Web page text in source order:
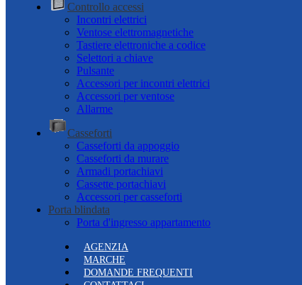
Controllo accessi
Incontri elettrici
Ventose elettromagnetiche
Tastiere elettroniche a codice
Selettori a chiave
Pulsante
Accessori per incontri elettrici
Accessori per ventose
Allarme
Casseforti
Casseforti da appoggio
Casseforti da murare
Armadi portachiavi
Cassette portachiavi
Accessori per casseforti
Porta blindata
Porta d'ingresso appartamento
AGENZIA
MARCHE
DOMANDE FREQUENTI